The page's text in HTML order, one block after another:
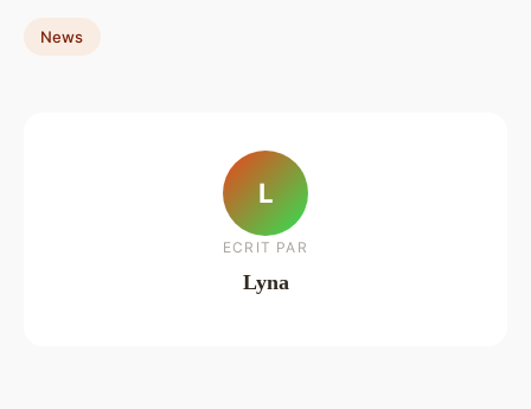
News
L
ECRIT PAR
Lyna